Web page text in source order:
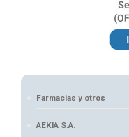
Farmacias y otros
AEKIA S.A.